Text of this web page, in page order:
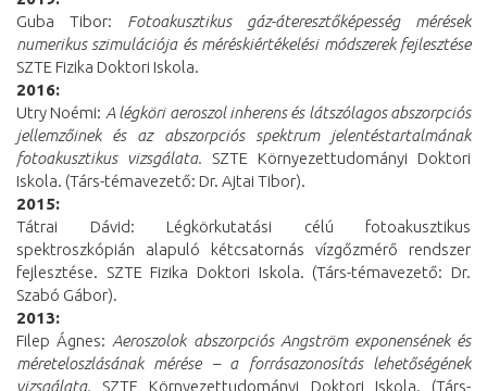
Guba Tibor: Fotoakusztikus gáz-áteresztőképesség mérések
numerikus szimulációja és méréskiértékelési módszerek fejlesztése
SZTE Fizika Doktori Iskola.
2016:
Utry Noémi: A légköri aeroszol inherens és látszólagos abszorpciós
jellemzőinek és az abszorpciós spektrum jelentéstartalmának
fotoakusztikus vizsgálata. SZTE Környezettudományi Doktori
Iskola. (Társ-témavezető: Dr. Ajtai Tibor).
2015:
Tátrai Dávid: Légkörkutatási célú fotoakusztikus
spektroszkópián alapuló kétcsatornás vízgőzmérő rendszer
fejlesztése. SZTE Fizika Doktori Iskola. (Társ-témavezető: Dr.
Szabó Gábor).
2013:
Filep Ágnes: Aeroszolok abszorpciós Angström exponensének és
méreteloszlásának mérése – a forrásazonosítás lehetőségének
vizsgálata. SZTE Környezettudományi Doktori Iskola. (Társ-